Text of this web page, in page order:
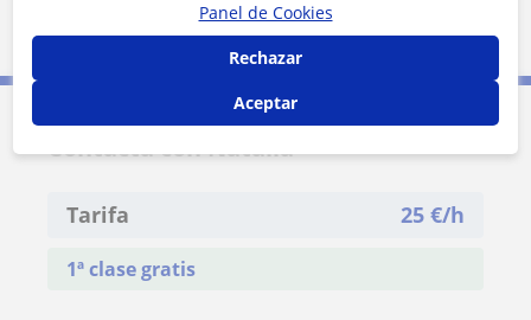
5 mi
Leaflet| ©OpenStreetMapcontributors
Contacta con Natalia
Tarifa 25 €/h
1ª clase gratis
Panel de Cookies
Rechazar
Aceptar